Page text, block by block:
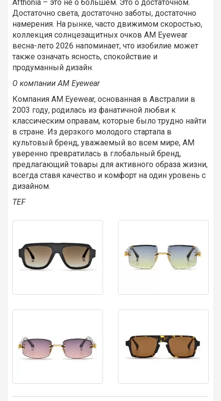
Afthonia – это не о большем. Это о достаточном.
Достаточно света, достаточно заботы, достаточно
намерения. На рынке, часто движимом скоростью,
коллекция солнцезащитных очков AM Eyewear
весна-лето 2026 напоминает, что изобилие может
также означать ясность, спокойствие и
продуманный дизайн.
О компании AM Eyewear
Компания AM Eyewear, основанная в Австралии в
2003 году, родилась из фанатичной любви к
классическим оправам, которые было трудно найти
в стране. Из дерзкого молодого стартапа в
культовый бренд, уважаемый во всем мире, AM
уверенно превратилась в глобальный бренд,
предлагающий товары для активного образа жизни,
всегда ставя качество и комфорт на один уровень с
дизайном.
TEF